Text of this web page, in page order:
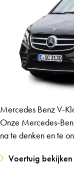
Mercedes Benz V-
Onze Mercedes-
na te denken en te
Voertuig bekijken